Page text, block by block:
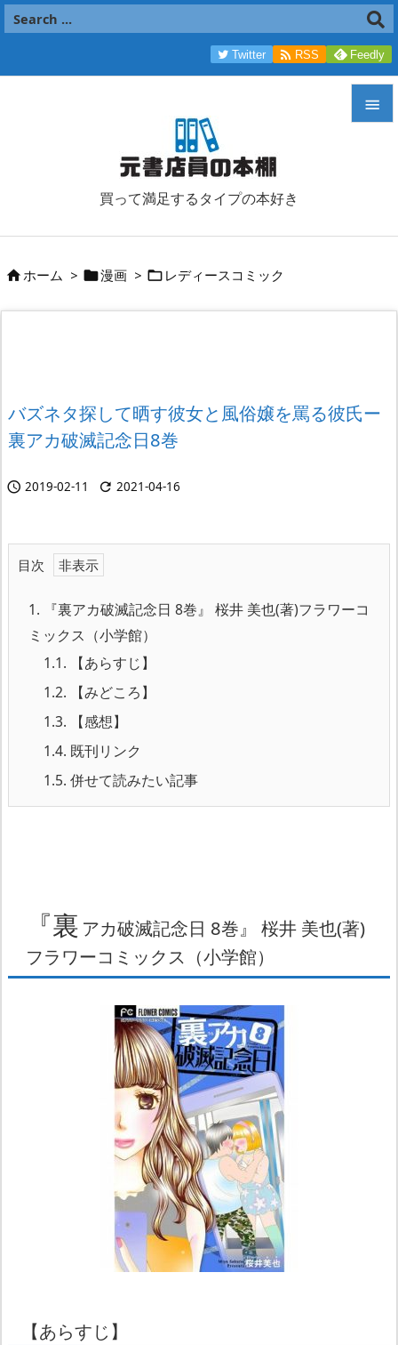
買って満足するタイプの本好き


次へ
Twitter  RSS Feedly
ホーム > 漫画 >  レディースコミック
バズネタ探して晒す彼女と風俗嬢を罵る彼氏ー
裏アカ破滅記念日8巻
 2019-02-11  2021-04-16
目次
1. 『裏アカ破滅記念日 8巻』 桜井 美也(著)フラワーコ
ミックス（小学館）
1.1. 【あらすじ】
1.2. 【みどころ】
1.3. 【感想】
1.4. 既刊リンク
1.5. 併せて読みたい記事
『裏 アカ破滅記念日 8巻』 桜井 美也(著)
フラワーコミックス（小学館）
【あらすじ】